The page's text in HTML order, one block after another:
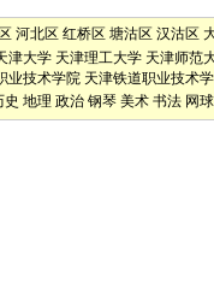
河北区 红桥区 塘沽区 汉沽区
津大学 天津理工大学 天津师范
业技术学院 天津铁道职业技术
史 地理 政治 钢琴 美术 书法 网球